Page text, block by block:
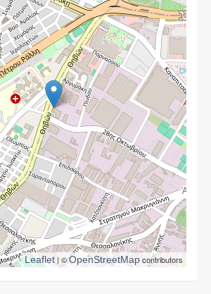
Leaflet | ©OpenStreetMapcontributors